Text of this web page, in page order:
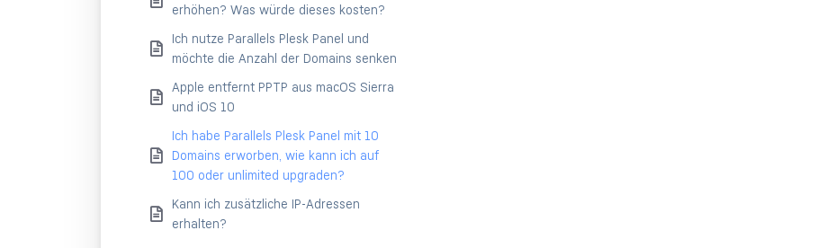
erhöhen? Was würde dieses kosten?
Ich nutze Parallels Plesk Panel und
möchte die Anzahl der Domains senken
Apple entfernt PPTP aus macOS Sierra
und iOS 10
Ich habe Parallels Plesk Panel mit 10
Domains erworben, wie kann ich auf
100 oder unlimited upgraden?
Kann ich zusätzliche IP-Adressen
erhalten?